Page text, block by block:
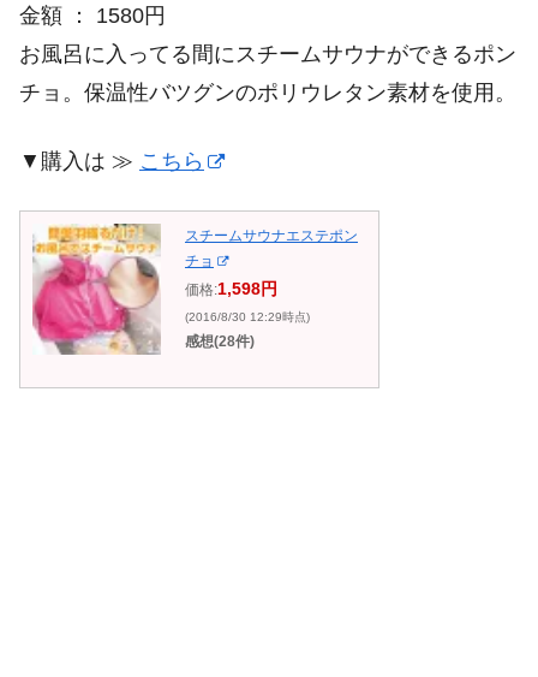
金額 ： 1580円
お風呂に入ってる間にスチームサウナができるポン
チョ。保温性バツグンのポリウレタン素材を使用。
▼購入は ≫ こちら
スチームサウナエステポン
チョ
価格:1,598円
(2016/8/30 12:29時点)
感想(28件)